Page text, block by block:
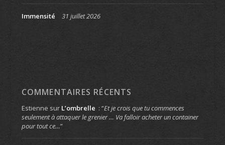
Immensité 31 juillet 2026
COMMENTAIRES RÉCENTS
Estienne sur L’ombrelle : “Et je crois que tu commences
seulement à attaquer le grenier … Va falloir acheter un container
pour tout ce…”